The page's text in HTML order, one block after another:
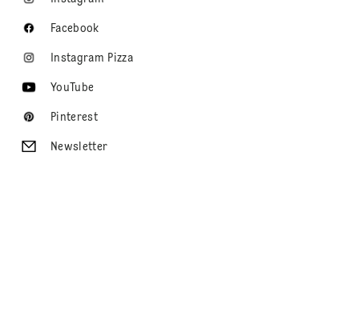
Facebook
Instagram Pizza
YouTube
Pinterest
Newsletter